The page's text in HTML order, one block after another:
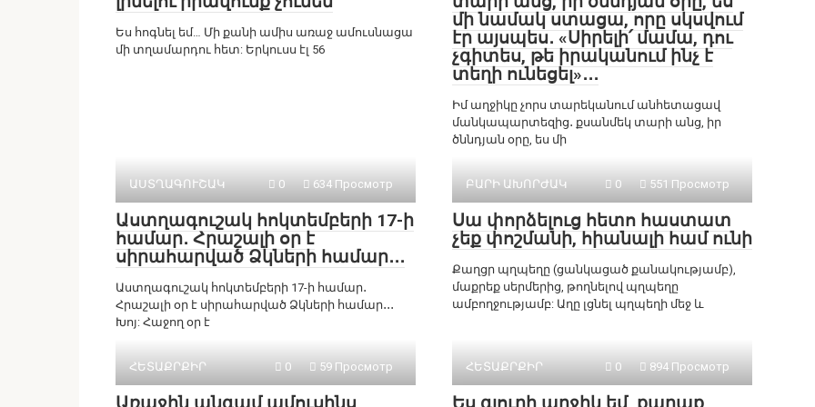
Ես հոգնել եմ… Մի քանի ամիս առաջ ամուսնացա
մի տղամարդու հետ: Երկուսս էլ 56
մի նամակ ստացա, որը սկսվում
էր այսպես․ «Սիրելի՛ մամա, դու
չգիտես, թե իրականում ինչ է
տեղի ունեցել»․․․
Իմ աղջիկը չորս տարեկանում անհետացավ
մանկապարտեզից․ քսանմեկ տարի անց, իր
ծննդյան օրը, ես մի
ԱՍՏՂԱԳՈՒՇԱԿ 0 634 Просмотр
Աստղագուշակ հոկտեմբերի 17-ի
համար․ Հրաշալի օր է
սիրահարված Ձկների համար․․․
Աստղագուշակ հոկտեմբերի 17-ի համար․
Հրաշալի օր է սիրահարված Ձկների համար․․․
Խոյ: Հաջող օր է
ԲԱՐԻ ԱԽՈՐԺԱԿ 0 551 Просмотр
Սա փորձելուց հետո հաստատ
չեք փոշմանի, հիանալի համ ունի
Քաղցր պղպեղը (ցանկացած քանակությամբ),
մաքրեք սերմերից, թողնելով պղպեղը
ամբողջությամբ: Աղը լցնել պղպեղի մեջ և
ՀԵՏԱՔՐՔԻՐ 0 59 Просмотр ՀԵՏԱՔՐՔԻՐ 0 894 Просмотр